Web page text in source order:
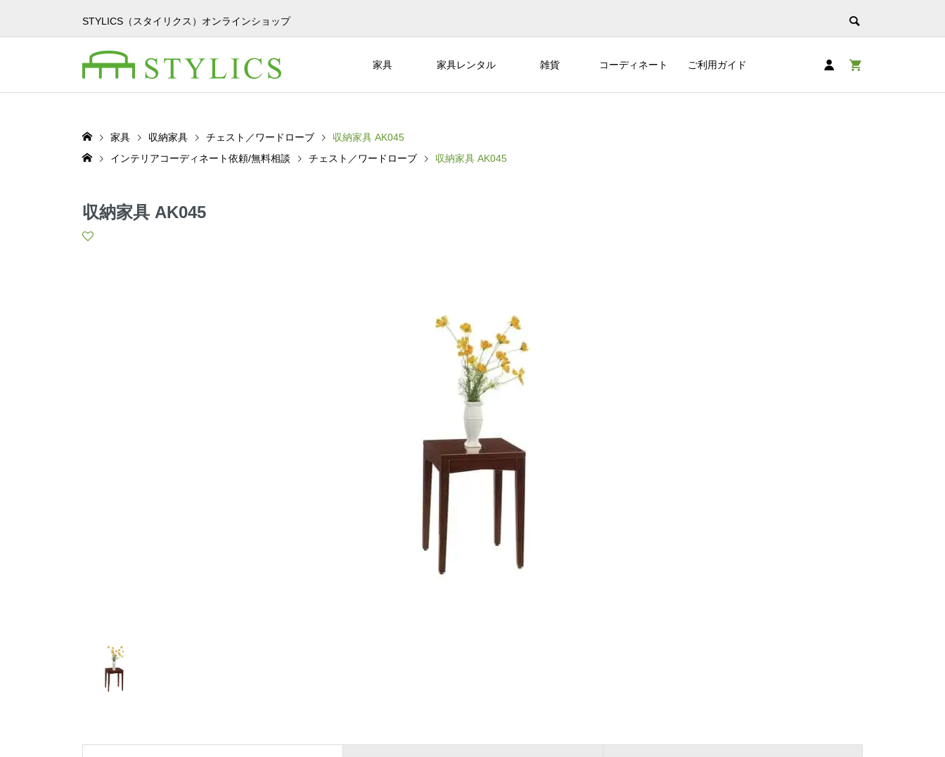
STYLICS（スタイリクス）オンラインショップ
家具 家具レンタル 雑貨 コーディネート ご利用ガイド
家具 収納家具 チェスト／ワードローブ
収納家具 AK045
インテリアコーディネート依頼/無料相談
チェスト／ワードローブ 収納家具 AK045
収納家具 AK045